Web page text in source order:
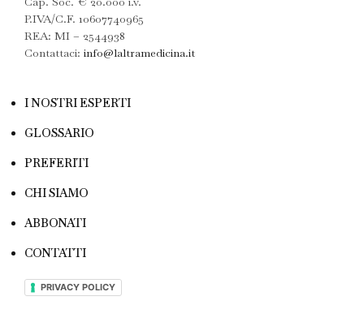
P.IVA/C.F. 10607740965
REA: MI – 2544938
Contattaci: info@laltramedicina.it
I NOSTRI ESPERTI
GLOSSARIO
PREFERITI
CHI SIAMO
ABBONATI
CONTATTI
PRIVACY POLICY